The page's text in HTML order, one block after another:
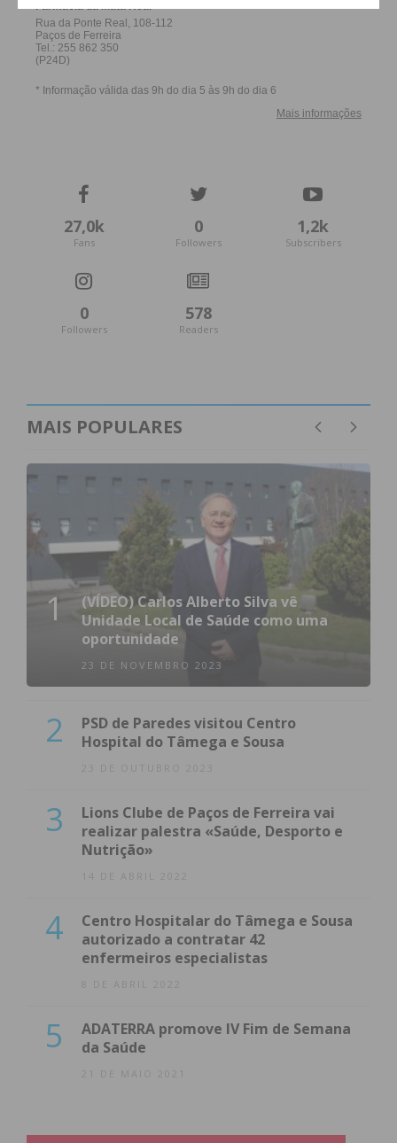
27,0k
Fans
0
Followers
1,2k
Subscribers
0
Followers
578
Readers
MAIS POPULARES
1
(VÍDEO) Carlos Alberto Silva vê
Unidade Local de Saúde como uma
oportunidade
23 DE NOVEMBRO 2023
2
PSD de Paredes visitou Centro
Hospital do Tâmega e Sousa
23 DE OUTUBRO 2023
3
Lions Clube de Paços de Ferreira vai
realizar palestra «Saúde, Desporto e
Nutrição»
14 DE ABRIL 2022
4
Centro Hospitalar do Tâmega e Sousa
autorizado a contratar 42
enfermeiros especialistas
8 DE ABRIL 2022
5
ADATERRA promove IV Fim de Semana
da Saúde
21 DE MAIO 2021